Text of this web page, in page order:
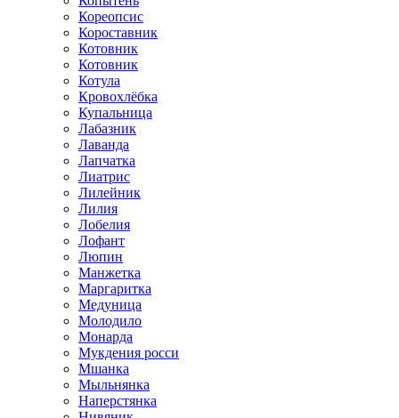
Кореопсис
Короставник
Котовник
Котовник
Котула
Кровохлёбка
Купальница
Лабазник
Лаванда
Лапчатка
Лиатрис
Лилейник
Лилия
Лобелия
Лофант
Люпин
Манжетка
Маргаритка
Медуница
Молодило
Монарда
Мукдения росси
Мшанка
Мыльнянка
Наперстянка